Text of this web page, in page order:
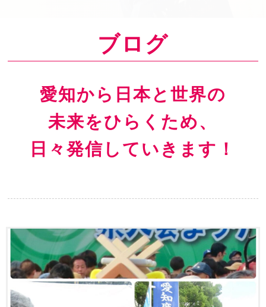
ブログ
愛知から日本と世界の
未来をひらくため、
日々発信していきます！